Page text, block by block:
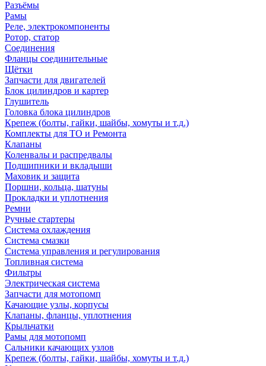
Разъёмы
Рамы
Реле, электрокомпоненты
Ротор, статор
Соединения
Фланцы соединительные
Щётки
Запчасти для двигателей
Блок цилиндров и картер
Глушитель
Головка блока цилиндров
Крепеж (болты, гайки, шайбы, хомуты и т.д.)
Комплекты для ТО и Ремонта
Клапаны
Коленвалы и распредвалы
Подшипники и вкладыши
Маховик и защита
Поршни, кольца, шатуны
Прокладки и уплотнения
Ремни
Ручные стартеры
Система охлаждения
Система смазки
Система управления и регулирования
Топливная система
Фильтры
Электрическая система
Запчасти для мотопомп
Качающие узлы, корпусы
Клапаны, фланцы, уплотнения
Крыльчатки
Рамы для мотопомп
Сальники качающих узлов
Крепеж (болты, гайки, шайбы, хомуты и т.д.)